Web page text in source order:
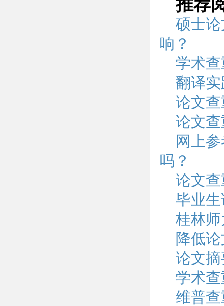
推荐
硕士
响？
学术
翻译
论文
论文
网上
吗？
论文
毕业
桂林
降低
论文
学术
维普